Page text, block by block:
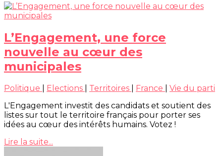
L’Engagement, une force
nouvelle au cœur des
municipales
Politique Elections Territoires France
Vie du parti
L'Engagement investit des candidats et soutient des
listes sur tout le territoire français pour porter ses
idées au cœur des intérêts humains. Votez !
Lire la suite...